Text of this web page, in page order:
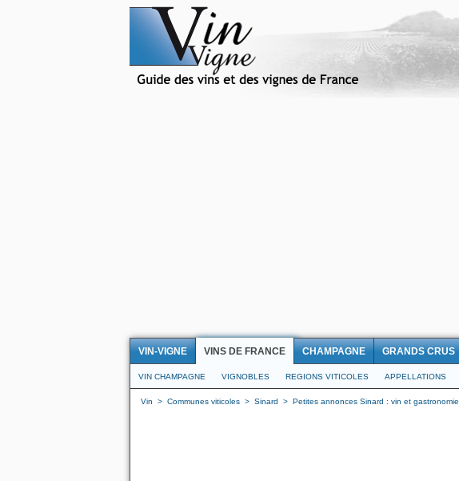
VIN-VIGNE VINS DE FRANCE CHAMPAGNE GRANDS CRUS
VIN CHAMPAGNE VIGNOBLES REGIONS VITICOLES APPELLATIONS
Vin > Communes viticoles > Sinard > Petites annonces Sinard : vin et gastronomie